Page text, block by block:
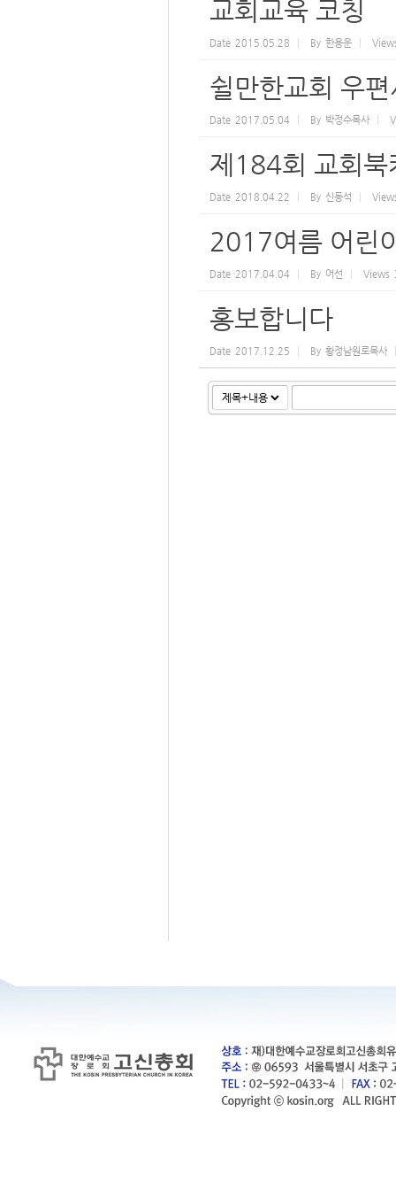
교회교육 코칭
Date 2015.05.28 By 한용운
쉴만한교회 우
Date 2017.05.04 By 박정수목사
제184회 교회북
Date 2018.04.22 By 신동석
2017여름 어린
Date 2017.04.04 By 어선 Views
홍보합니다
Date 2017.12.25 By 황정남원로목사